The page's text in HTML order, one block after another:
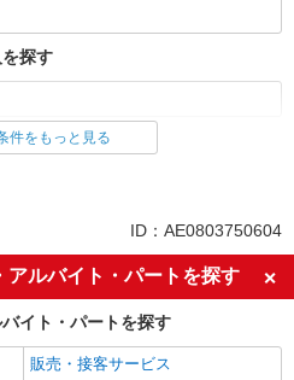
探す
求人を探す
週1日勤務OK
短時間勤務（1日4h以内）OK
副業・WワークOK
社会保険あり
件をもっと見る
ID：AE0803750604
アルバイト・パートを探す
イト・パートを探す
販売・接客サービス